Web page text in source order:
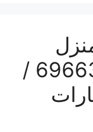
جابر العلي / 69663233 /